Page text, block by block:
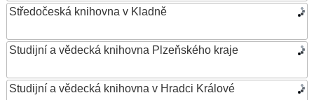
Středočeská knihovna v Kladně
Studijní a vědecká knihovna Plzeňského kraje
Studijní a vědecká knihovna v Hradci Králové